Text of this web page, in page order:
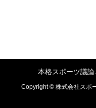
本格スポーツ議論
Copyright ©株式会社スポ